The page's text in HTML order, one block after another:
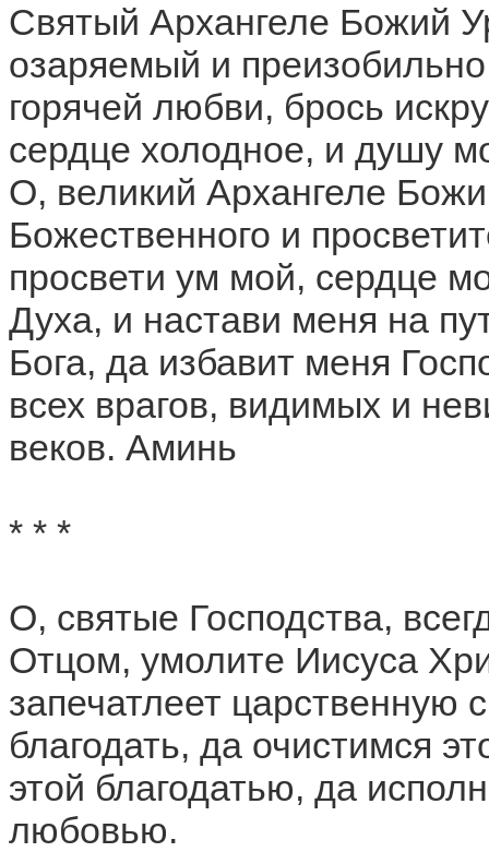
Святый Архангеле Божий
озаряемый и
горячей любви, брось
сердце холодное, и душу
О, великий Архангеле
Божественного и
просвети ум мой, сердце
Духа, и настави меня на
Бога, да избавит меня
всех врагов, видимых и
веков. Аминь
* * *
О, святые Господства,
Отцом, умолите Иисуса
запечатлеет
благодать, да очистимся
этой благодатью, да
любовью.